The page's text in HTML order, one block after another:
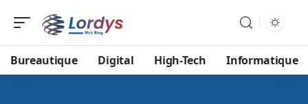
Bureautique Digital High-Tech Informatique